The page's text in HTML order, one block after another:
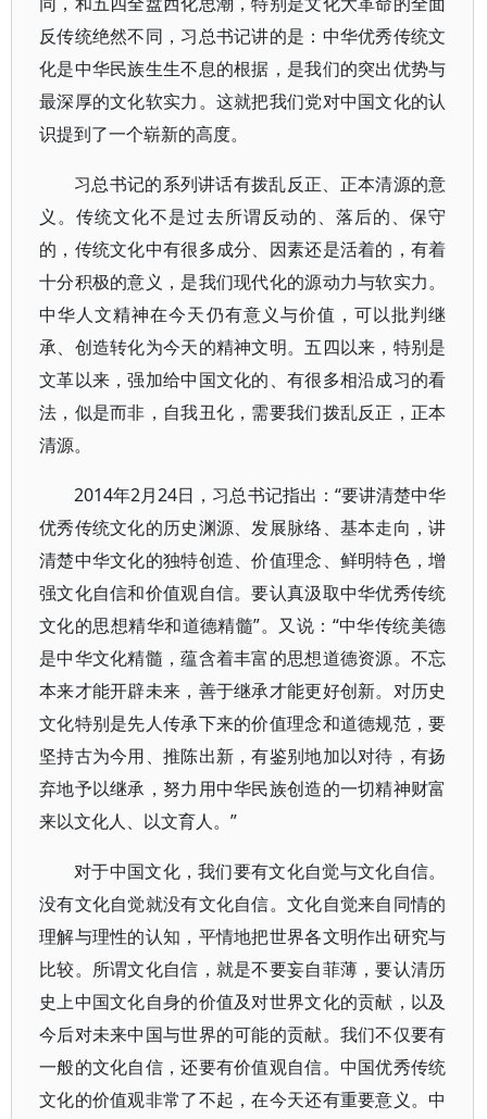
反传统绝然不同，习总书记讲的是：中华优秀传统文
化是中华民族生生不息的根据，是我们的突出优势与
最深厚的文化软实力。这就把我们党对中国文化的认
识提到了一个崭新的高度。
习总书记的系列讲话有拨乱反正、正本清源的意
义。传统文化不是过去所谓反动的、落后的、保守
的，传统文化中有很多成分、因素还是活着的，有着
十分积极的意义，是我们现代化的源动力与软实力。
中华人文精神在今天仍有意义与价值，可以批判继
承、创造转化为今天的精神文明。五四以来，特别是
文革以来，强加给中国文化的、有很多相沿成习的看
法，似是而非，自我丑化，需要我们拨乱反正，正本
清源。
2014年2月24日，习总书记指出：“要讲清楚中华
优秀传统文化的历史渊源、发展脉络、基本走向，讲
清楚中华文化的独特创造、价值理念、鲜明特色，增
强文化自信和价值观自信。要认真汲取中华优秀传统
文化的思想精华和道德精髓”。又说：“中华传统美德
是中华文化精髓，蕴含着丰富的思想道德资源。不忘
本来才能开辟未来，善于继承才能更好创新。对历史
文化特别是先人传承下来的价值理念和道德规范，要
坚持古为今用、推陈出新，有鉴别地加以对待，有扬
弃地予以继承，努力用中华民族创造的一切精神财富
来以文化人、以文育人。”
对于中国文化，我们要有文化自觉与文化自信。
没有文化自觉就没有文化自信。文化自觉来自同情的
理解与理性的认知，平情地把世界各文明作出研究与
比较。所谓文化自信，就是不要妄自菲薄，要认清历
史上中国文化自身的价值及对世界文化的贡献，以及
今后对未来中国与世界的可能的贡献。我们不仅要有
一般的文化自信，还要有价值观自信。中国优秀传统
文化的价值观非常了不起，在今天还有重要意义。中